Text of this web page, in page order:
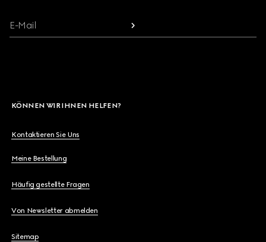
E-Mail
KÖNNEN WIR IHNEN HELFEN?
Kontaktieren Sie Uns
Meine Bestellung
Häufig gestellte Fragen
Von Newsletter abmelden
Sitemap